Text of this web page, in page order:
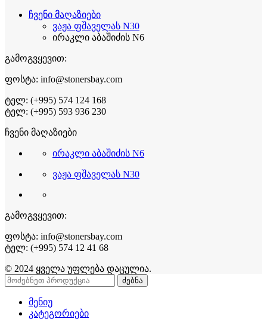
ჩვენი მაღაზიები
ვაჟა ფშაველას N30
ირაკლი აბაშიძის N6
გამოგვყევით:
ფოსტა: info@stonersbay.com
ტელ: (+995) 574 124 168
ტელ: (+995) 593 936 230
ჩვენი მაღაზიები
ირაკლი აბაშიძის N6
ვაჟა ფშაველას N30
გამოგვყევით:
ფოსტა: info@stonersbay.com
ტელ: (+995) 574 12 41 68
© 2024 ყველა უფლება დაცულია.
ძებნა
მენიუ
კატეგორიები